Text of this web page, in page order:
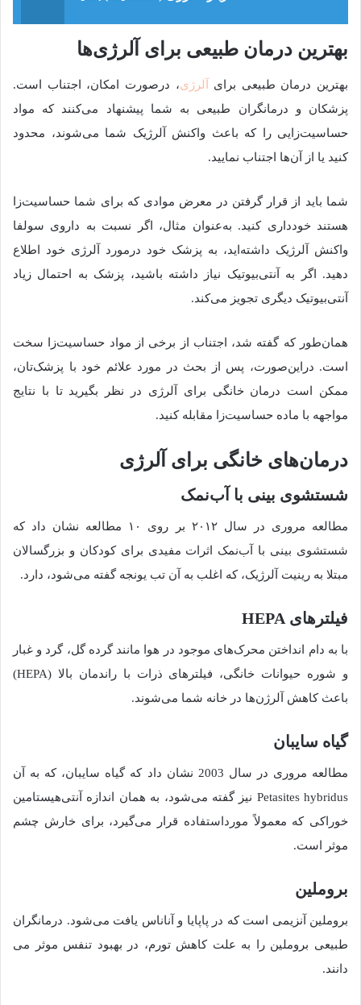
بهترین درمان طبیعی برای آلرژی‌ها
بهترین درمان طبیعی برای آلرژی، درصورت امکان، اجتناب است.
پزشکان و درمانگران طبیعی به شما پیشنهاد می‌کنند که مواد
حساسیت‌زایی را که باعث واکنش آلرژیک شما می‌شوند، محدود
کنید یا از آن‌ها اجتناب نمایید.
شما باید از قرار گرفتن در معرض موادی که برای شما حساسیت‌زا
هستند خودداری کنید. به‌عنوان مثال، اگر نسبت به داروی سولفا
واکنش آلرژیک داشته‌اید، به پزشک خود درمورد آلرژی خود اطلاع
دهید. اگر به آنتی‌بیوتیک نیاز داشته باشید، پزشک به احتمال زیاد
آنتی‌بیوتیک دیگری تجویز می‌کند.
همان‌طور که گفته شد، اجتناب از برخی از مواد حساسیت‌زا سخت
است. دراین‌صورت، پس از بحث در مورد علائم خود با پزشک‌تان،
ممکن است درمان خانگی برای آلرژی در نظر بگیرید تا با نتایج
مواجهه با ماده حساسیت‌زا مقابله کنید.
درمان‌های خانگی برای آلرژی
شستشوی بینی با آب‌نمک
مطالعه مروری در سال ۲۰۱۲ بر روی ۱۰ مطالعه نشان داد که
شستشوی بینی با آب‌نمک اثرات مفیدی برای کودکان و بزرگسالان
مبتلا به رینیت آلرژیک، که اغلب به آن تب یونجه گفته می‌شود، دارد.
فیلترهای HEPA
با به دام انداختن محرک‌های موجود در هوا مانند گرده گل، گرد و غبار
و شوره حیوانات خانگی، فیلترهای ذرات با راندمان بالا (HEPA)
باعث کاهش آلرژن‌ها در خانه شما می‌شوند.
گیاه سایبان
مطالعه مروری در سال 2003 نشان داد که گیاه سایبان، که به آن
Petasites hybridus نیز گفته می‌شود، به همان اندازه آنتی‌هیستامین
خوراکی که معمولاً مورداستفاده قرار می‌گیرد، برای خارش چشم
موثر است.
بروملین
بروملین آنزیمی است که در پاپایا و آناناس یافت می‌شود. درمانگران
طبیعی بروملین را به علت کاهش تورم، در بهبود تنفس موثر می
دانند.